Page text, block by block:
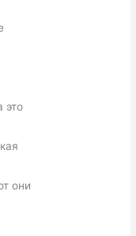
это
они